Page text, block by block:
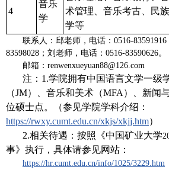
4
音乐
学
术管理、音乐考古、民
学等
联系人：邱老师，电话：0516-
83598028；刘老师，电话：0516-83590626。
邮箱：renwenxueyuan88@126.com
注： 1.学院拥有中国语言文学一级
（JM）、音乐和美术（MFA ）、新闻
位硕士点。（参见学院学科介绍：
https://rwxy.cumt.edu.cn/xkjs/xkjj.htm）
2.相关待遇：按照《中国矿业大学
事》执行，具体请参见网站：
https://hr.cumt.edu.cn/info/1025/3229.htm